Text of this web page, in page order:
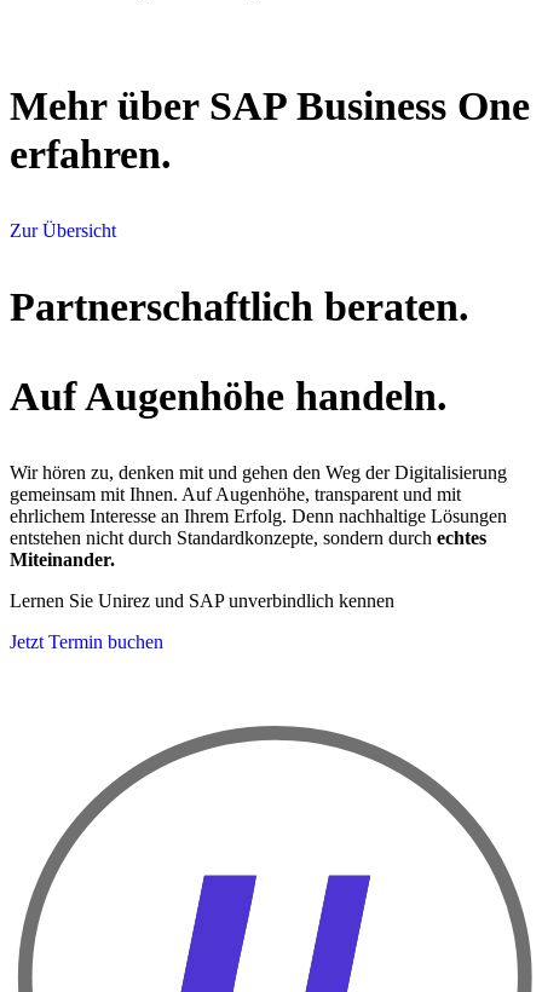
Mehr über SAP Business One
erfahren.
Zur Übersicht
Partnerschaftlich beraten.
Auf Augenhöhe handeln.
Wir hören zu, denken mit und gehen den Weg der Digitalisierung
gemeinsam mit Ihnen. Auf Augenhöhe, transparent und mit
ehrlichem Interesse an Ihrem Erfolg. Denn nachhaltige Lösungen
entstehen nicht durch Standardkonzepte, sondern durch echtes
Miteinander.
Lernen Sie Unirez und SAP unverbindlich kennen
Jetzt Termin buchen